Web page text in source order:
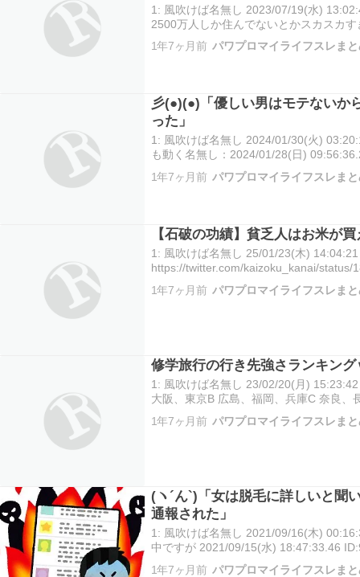
1: 風吹けば名無し 2023/07/19(水)
2500万人しか住んでないとかスカスカす
https://i.imgur.com/IirdJzw.png 続きを読
1年7ヶ月前 パワプロマイライフスレま
彡(●)(●)「優しい男はモテないか
った」
1: 風吹けば名無し 2024/01/30(火)
も動く名無し：2024/01/28(日)
なスレあって影響受けて、こないだゼ
1年7ヶ月前 パワプロマイライフスレま
【石破の功績】貧乏人はお米が
1: 風吹けば名無し 25/01/23(木)
https://twitter.com/kaizoku_kanai/status/
1年7ヶ月前 パワプロマイライフスレま
修学旅行の行き先強さランキング
1: 風吹けば名無し 23/02/20(月)
大阪、東京B 広島、福岡、兵庫C 奈良、
1年7ヶ月前 パワプロマイライフスレま
(ヽ´ん`)「女は脱毛に詳しいと聞
通報された」
1: 風吹けば名無し 2021/09/16(木)
中ですが 2021/09/15(水) 18:47:33.46
聞いたんで職場の女に脱毛について色
1年7ヶ月前 パワプロマイライフスレま